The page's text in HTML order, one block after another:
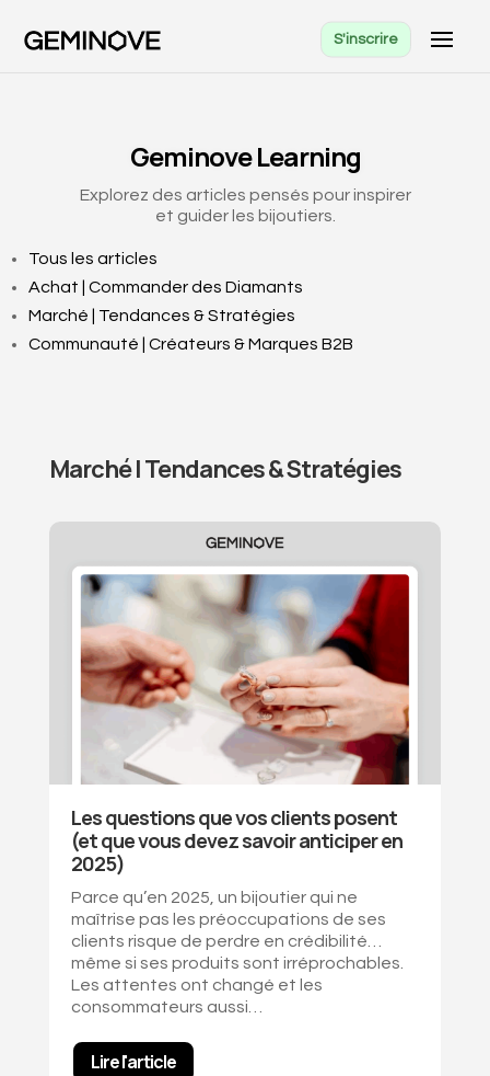
S'inscrire
Geminove Learning
Explorez des articles pensés pour inspirer
et guider les bijoutiers.
Tous les articles
Achat | Commander des Diamants
Marché | Tendances & Stratégies
Communauté | Créateurs & Marques B2B
Marché | Tendances & Stratégies
Les questions que vos clients posent
(et que vous devez savoir anticiper en
2025)
Parce qu’en 2025, un bijoutier qui ne
maîtrise pas les préoccupations de ses
clients risque de perdre en crédibilité…
même si ses produits sont irréprochables.
Les attentes ont changé et les
consommateurs aussi…
Lire l'article